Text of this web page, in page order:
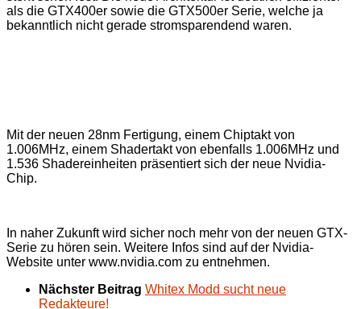
als die GTX400er sowie die GTX500er Serie, welche ja
bekanntlich nicht gerade stromsparendend waren.
Mit der neuen 28nm Fertigung, einem Chiptakt von
1.006MHz, einem Shadertakt von ebenfalls 1.006MHz und
1.536 Shadereinheiten präsentiert sich der neue Nvidia-
Chip.
In naher Zukunft wird sicher noch mehr von der neuen GTX-
Serie zu hören sein. Weitere Infos sind auf der Nvidia-
Website unter www.nvidia.com zu entnehmen.
Nächster Beitrag Whitex Modd sucht neue
Redakteure!